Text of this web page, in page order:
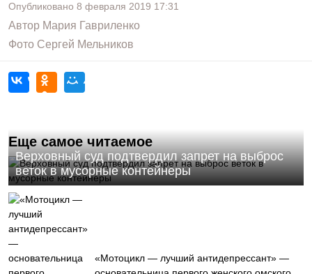
Опубликовано 8 февраля 2019 17:31
Автор Мария Гавриленко
Фото Сергей Мельников
Еще самое читаемое
Верховный суд подтвердил запрет на выброс
веток в мусорные контейнеры
«Мотоцикл — лучший антидепрессант» —